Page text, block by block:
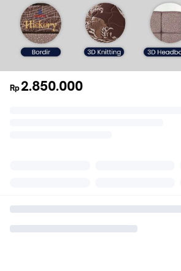
Rp 2.850.000